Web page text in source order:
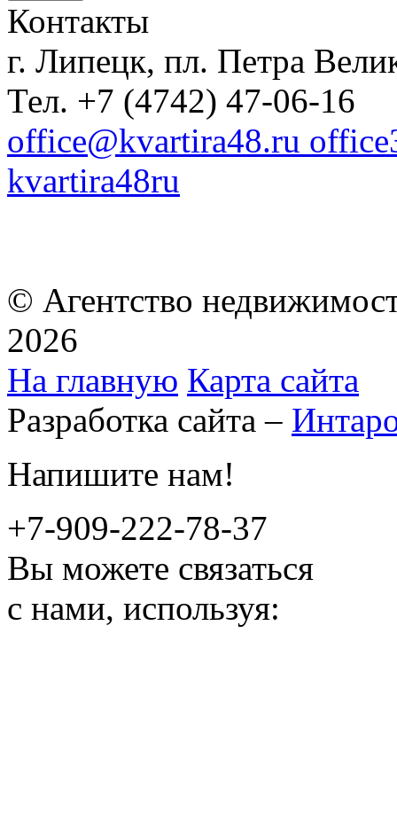
Контакты
г. Липецк, пл. Петра
Тел. +7 (4742) 47-06-16
office@kvartira48.ru
kvartira48ru
© Агентство
2026
На главную Карта сайта
Разработка сайта –
Напишите нам!
+7-909-222-78-37
Вы можете связаться
с нами, используя: